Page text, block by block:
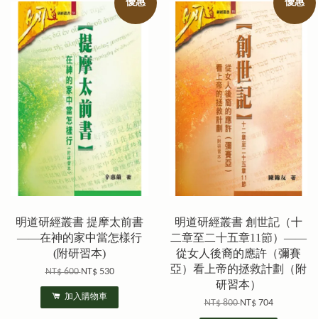
優惠
明道研經叢書 提摩太前書
——在神的家中當怎樣行
(附研習本)
NT$ 600NT$ 530
加入購物車
優惠
明道研經叢書 創世記（十
二章至二十五章11節）——
從女人後裔的應許（彌賽
亞）看上帝的拯救計劃（附
研習本）
NT$ 800NT$ 704